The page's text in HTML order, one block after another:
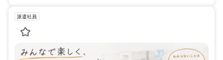
派遣社員